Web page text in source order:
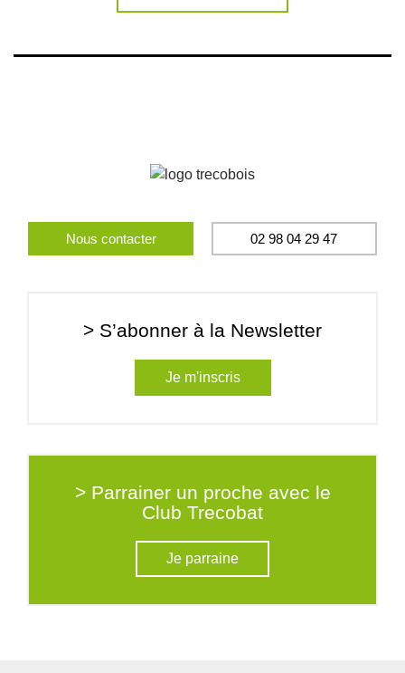
Nous contacter 02 98 04 29 47
> S’abonner à la Newsletter
Je m'inscris
> Parrainer un proche avec le
Club Trecobat
Je parraine